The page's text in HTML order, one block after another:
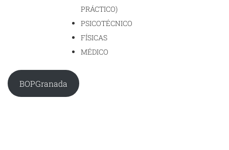
PRÁCTICO)
PSICOTÉCNICO
FÍSICAS
MÉDICO
BOPGranada